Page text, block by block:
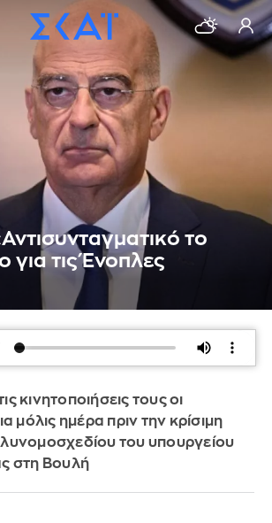
το
για τις Ένοπλες
κινητοποιήσεις τους οι
μόλις ημέρα πριν την κρίσιμη
του υπουργείου
στη Βουλή